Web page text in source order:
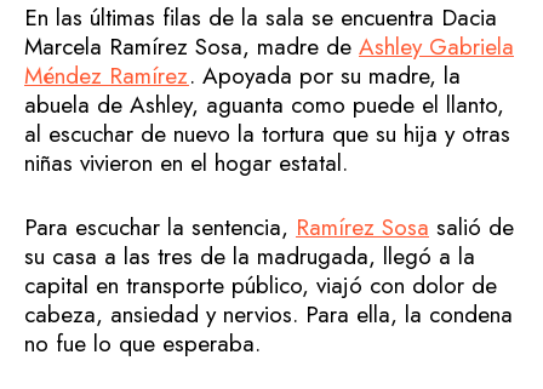
En las últimas filas de la sala se encuentra Dacia
Marcela Ramírez Sosa, madre de Ashley Gabriela
Méndez Ramírez. Apoyada por su madre, la
abuela de Ashley, aguanta como puede el llanto,
al escuchar de nuevo la tortura que su hija y otras
niñas vivieron en el hogar estatal.
Para escuchar la sentencia, Ramírez Sosa salió de
su casa a las tres de la madrugada, llegó a la
capital en transporte público, viajó con dolor de
cabeza, ansiedad y nervios. Para ella, la condena
no fue lo que esperaba.